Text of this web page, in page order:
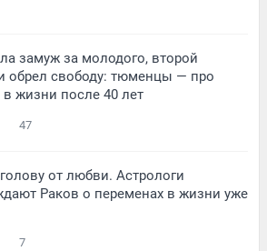
замуж за молодого, второй
обрел свободу: тюменцы — про
жизни после 40 лет
47
от любви. Астрологи
Раков о переменах в жизни уже
7